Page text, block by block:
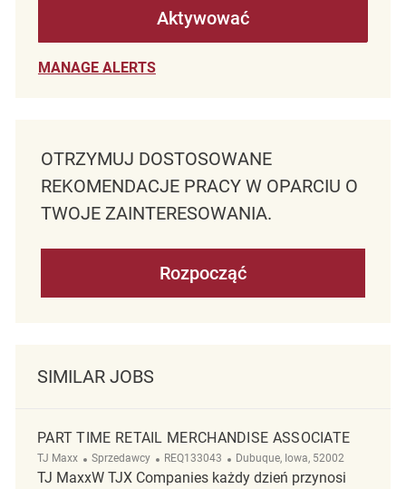
Aktywować
MANAGE ALERTS
OTRZYMUJ DOSTOSOWANE
REKOMENDACJE PRACY W OPARCIU O
TWOJE ZAINTERESOWANIA.
Rozpocząć
SIMILAR JOBS
PART TIME RETAIL MERCHANDISE ASSOCIATE
TJ Maxx Kategoria
Sprzedawcy ReqId
REQ133043 Lokalizacja
Dubuque, Iowa, 52002
TJ MaxxW TJX Companies każdy dzień przynosi